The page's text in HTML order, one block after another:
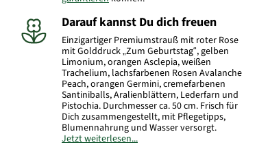
Darauf kannst Du dich freuen
Einzigartiger Premiumstrauß mit roter Rose
mit Golddruck „Zum Geburtstag“, gelben
Limonium, orangen Asclepia, weißen
Trachelium, lachsfarbenen Rosen Avalanche
Peach, orangen Germini, cremefarbenen
Santiniballs, Aralienblättern, Lederfarn und
Pistochia. Durchmesser ca. 50 cm. Frisch für
Dich zusammengestellt, mit Pflegetipps,
Blumennahrung und Wasser versorgt.
Jetzt weiterlesen...